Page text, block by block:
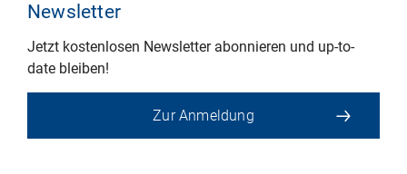
Newsletter
Jetzt kostenlosen Newsletter abonnieren und up-to-
date bleiben!
Zur Anmeldung